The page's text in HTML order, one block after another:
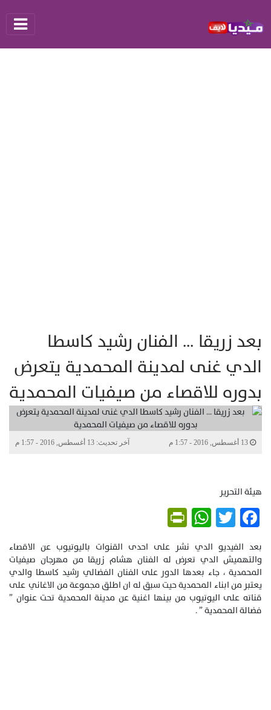
بعد زريقا … الفنان رشيد كاسطا
الدي غنى لمدينة المحمدية يتعرض
بدوره للاقصاء من صيفيات المحمدية
آخر تحديث: 13 أغسطس, 2016 - 1:57 م
هيئة التحرير
Facebook
Twitter
WhatsApp
بعد الفيديو الدي نشر على احدى القنوات باليوتيوب عن الاقصاء
والتهميش الدي تعرض له الفنان هشام زريقا من مهرجان صيفيات
المحمدية ، جاء بعدها الدور على الفنان الفضالي رشيد كاسطا والدي
يعتبر من ابناء المحمدية حيت سبق له ان اطلق مجموعة من الاغاني على
قناته على اليوتيوب من بينها اغنية عن مدينة المحمدية تحت عنوان ”
فضالة المحمدية ” .